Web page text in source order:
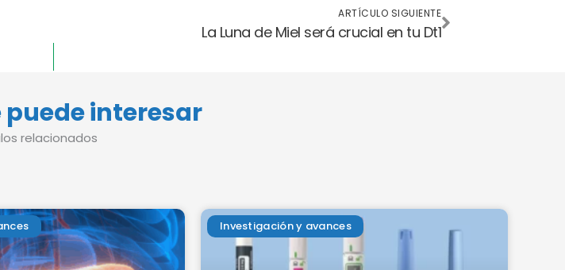
ARTÍCULO SIGUIENTE
La Luna de Miel será crucial en tu Dt1
interesar
relacionados
Investigación y avances